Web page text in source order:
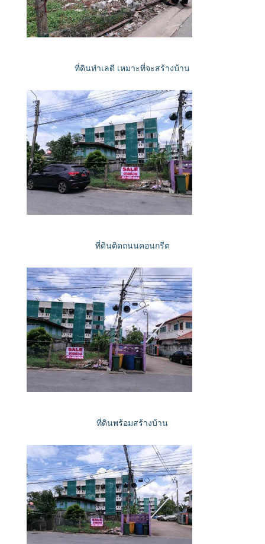
ที่ดินทำเลดี เหมาะที่จะสร้างบ้าน
ที่ดินติดถนนคอนกรีต
ที่ดินพร้อมสร้างบ้าน